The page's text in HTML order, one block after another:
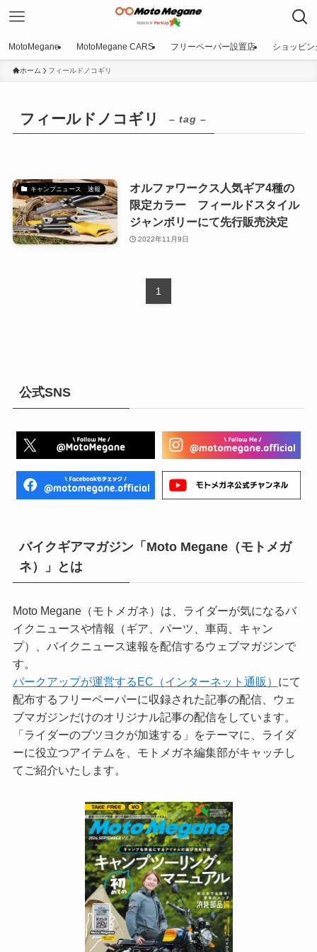
MotoMegane MotoMegane CARS フリーペーパー設置店 ショッピン
ホーム フィールドノコギリ
フィールドノコギリ – tag –
キャンプニュース 速報
オルファワークス人気ギア4種の
限定カラー フィールドスタイル
ジャンボリーにて先行販売決定
2022年11月9日
1
公式SNS
バイクギアマガジン「Moto Megane（モトメガ
ネ）」とは
Moto Megane（モトメガネ）は、ライダーが気になるバ
イクニュースや情報（ギア、パーツ、車両、キャン
プ）、バイクニュース速報を配信するウェブマガジンで
す。
パークアップが運営するEC（インターネット通販） にて
配布するフリーペーパーに収録された記事の配信、ウェ
ブマガジンだけのオリジナル記事の配信をしています。
「ライダーのブツヨクが加速する」をテーマに、ライダ
ーに役立つアイテムを、モトメガネ編集部がキャッチし
てご紹介いたします。